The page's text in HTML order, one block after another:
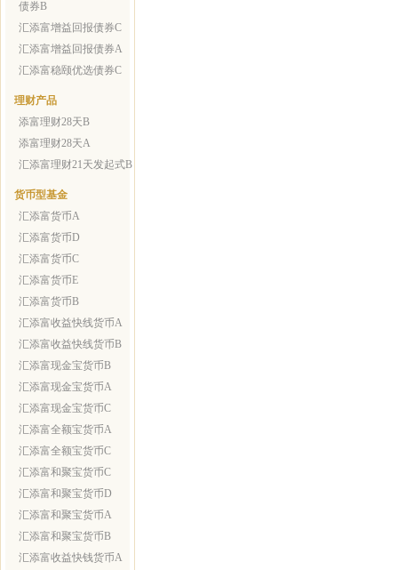
债券B
汇添富增益回报债券C
汇添富增益回报债券A
汇添富稳颐优选债券C
理财产品
添富理财28天B
添富理财28天A
汇添富理财21天发起式B
货币型基金
汇添富货币A
汇添富货币D
汇添富货币C
汇添富货币E
汇添富货币B
汇添富收益快线货币A
汇添富收益快线货币B
汇添富现金宝货币B
汇添富现金宝货币A
汇添富现金宝货币C
汇添富全额宝货币A
汇添富全额宝货币C
汇添富和聚宝货币C
汇添富和聚宝货币D
汇添富和聚宝货币A
汇添富和聚宝货币B
汇添富收益快钱货币A